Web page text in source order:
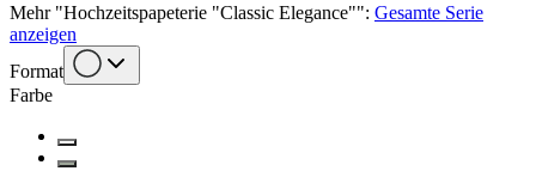
Mehr"Hochzeitspapeterie "Classic Elegance"": Gesamte Serie
anzeigen
Format
Farbe